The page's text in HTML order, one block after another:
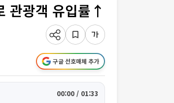
관광객 유입률↑
구글 선호매체 추가
00:00 / 01:33